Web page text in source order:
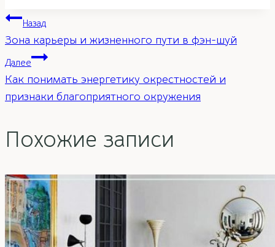
Навигация
по
записям
Назад
Зона карьеры и жизненного пути в фэн-шуй
Далее
Как понимать энергетику окрестностей и
признаки благоприятного окружения
Похожие записи